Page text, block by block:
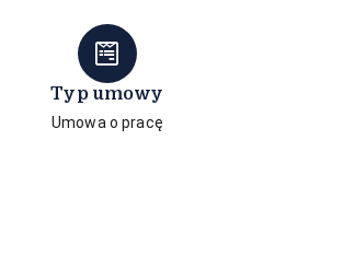
Typ umowy
Umowa o pracę